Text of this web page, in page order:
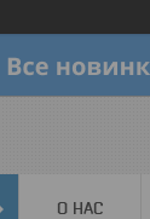
О НАС